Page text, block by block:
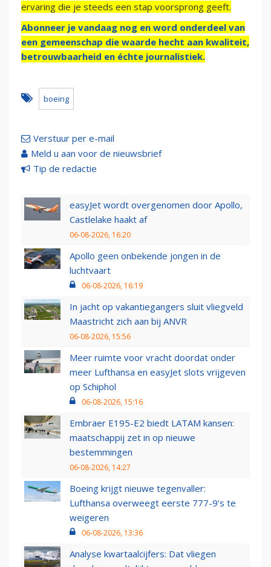
ervaring die je steeds een stap voorsprong geeft.
Abonneer je vandaag nog en word onderdeel van
een gemeenschap die waarde hecht aan kwaliteit,
betrouwbaarheid en échte journalistiek.
boeing
Verstuur per e-mail
Meld u aan voor de nieuwsbrief
Tip de redactie
easyJet wordt overgenomen door Apollo,
Castlelake haakt af
06-08-2026, 16:20
Apollo geen onbekende jongen in de
luchtvaart
06-08-2026, 16:19
In jacht op vakantiegangers sluit vliegveld
Maastricht zich aan bij ANVR
06-08-2026, 15:56
Meer ruimte voor vracht doordat onder
meer Lufthansa en easyJet slots vrijgeven
op Schiphol
06-08-2026, 15:16
Embraer E195-E2 biedt LATAM kansen:
maatschappij zet in op nieuwe
bestemmingen
06-08-2026, 14:27
Boeing krijgt nieuwe tegenvaller:
Lufthansa overweegt eerste 777-9’s te
weigeren
06-08-2026, 13:36
Analyse kwartaalcijfers: Dat vliegen